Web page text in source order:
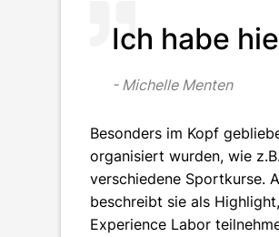
Ich habe
Michelle Menten
Besonders im Kopf
organisiert wurden, wie
verschiedene Sportkurse.
beschreibt sie als
Experience Labor